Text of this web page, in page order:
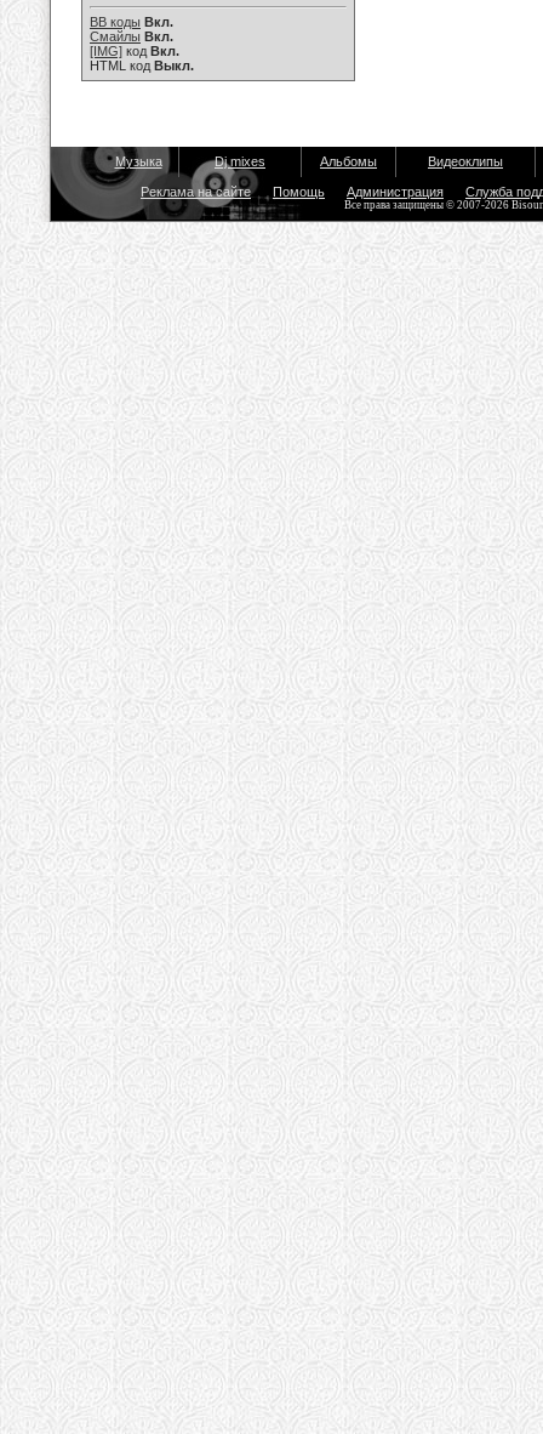
BB коды Вкл.
Смайлы Вкл.
[IMG] код Вкл.
HTML код Выкл.
Музыка Dj mixes Альбомы Видеоклипы
Реклама на сайте Помощь Администрация Служба
Все права защищены © 2007-2026